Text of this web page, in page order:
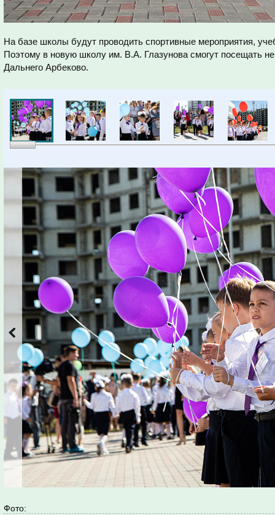
На базе школы будут проводить спортивные мероприятия,
Поэтому в новую школу им. В.А. Глазунова смогут посещать
Дальнего Арбеково.
Фото: